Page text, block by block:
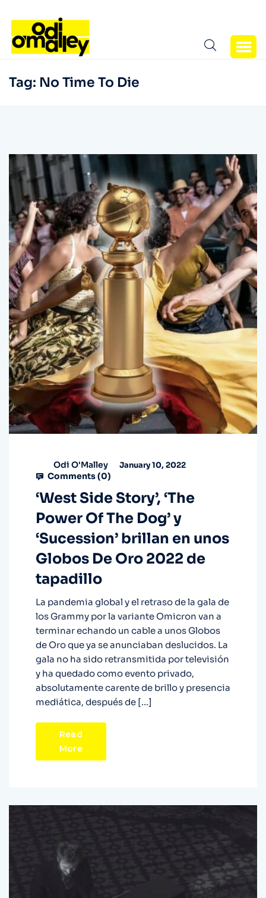
Tag: No Time To Die
Odi O'Malley January 10, 2022
Comments (0)
‘West Side Story’, ‘The
Power Of The Dog’ y
‘Sucession’ brillan en unos
Globos De Oro 2022 de
tapadillo
La pandemia global y el retraso de la gala de
los Grammy por la variante Omicron van a
terminar echando un cable a unos Globos
de Oro que ya se anunciaban deslucidos. La
gala no ha sido retransmitida por televisión
y ha quedado como evento privado,
absolutamente carente de brillo y presencia
mediática, después de […]
Read
More